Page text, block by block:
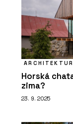
Horská
zima?
23. 9. 2025